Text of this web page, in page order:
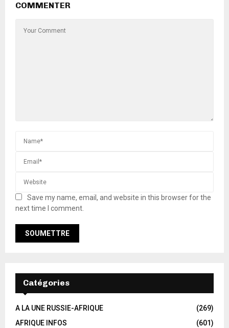
COMMENTER
Save my name, email, and website in this browser for the
next time I comment.
Catégories
A LA UNE RUSSIE-AFRIQUE
(269)
AFRIQUE INFOS
(601)